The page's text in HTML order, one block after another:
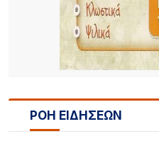
ΡΟΗ ΕΙΔΗΣΕΩΝ